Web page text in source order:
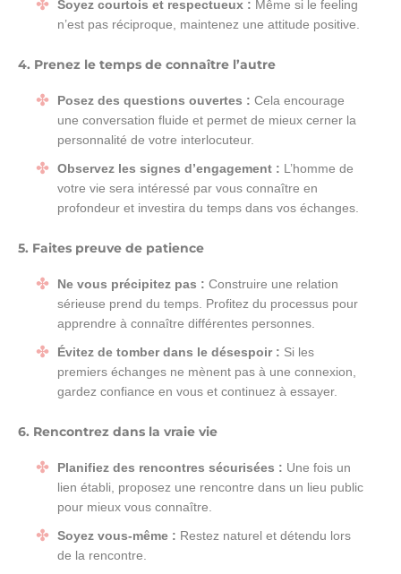
Soyez courtois et respectueux : Même si le feeling
n’est pas réciproque, maintenez une attitude positive.
4. Prenez le temps de connaître l’autre
Posez des questions ouvertes : Cela encourage
une conversation fluide et permet de mieux cerner la
personnalité de votre interlocuteur.
Observez les signes d’engagement : L’homme de
votre vie sera intéressé par vous connaître en
profondeur et investira du temps dans vos échanges.
5. Faites preuve de patience
Ne vous précipitez pas : Construire une relation
sérieuse prend du temps. Profitez du processus pour
apprendre à connaître différentes personnes.
Évitez de tomber dans le désespoir : Si les
premiers échanges ne mènent pas à une connexion,
gardez confiance en vous et continuez à essayer.
6. Rencontrez dans la vraie vie
Planifiez des rencontres sécurisées : Une fois un
lien établi, proposez une rencontre dans un lieu public
pour mieux vous connaître.
Soyez vous-même : Restez naturel et détendu lors
de la rencontre.